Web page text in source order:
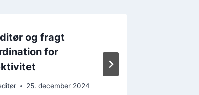
og fragt
for
25. december 2024